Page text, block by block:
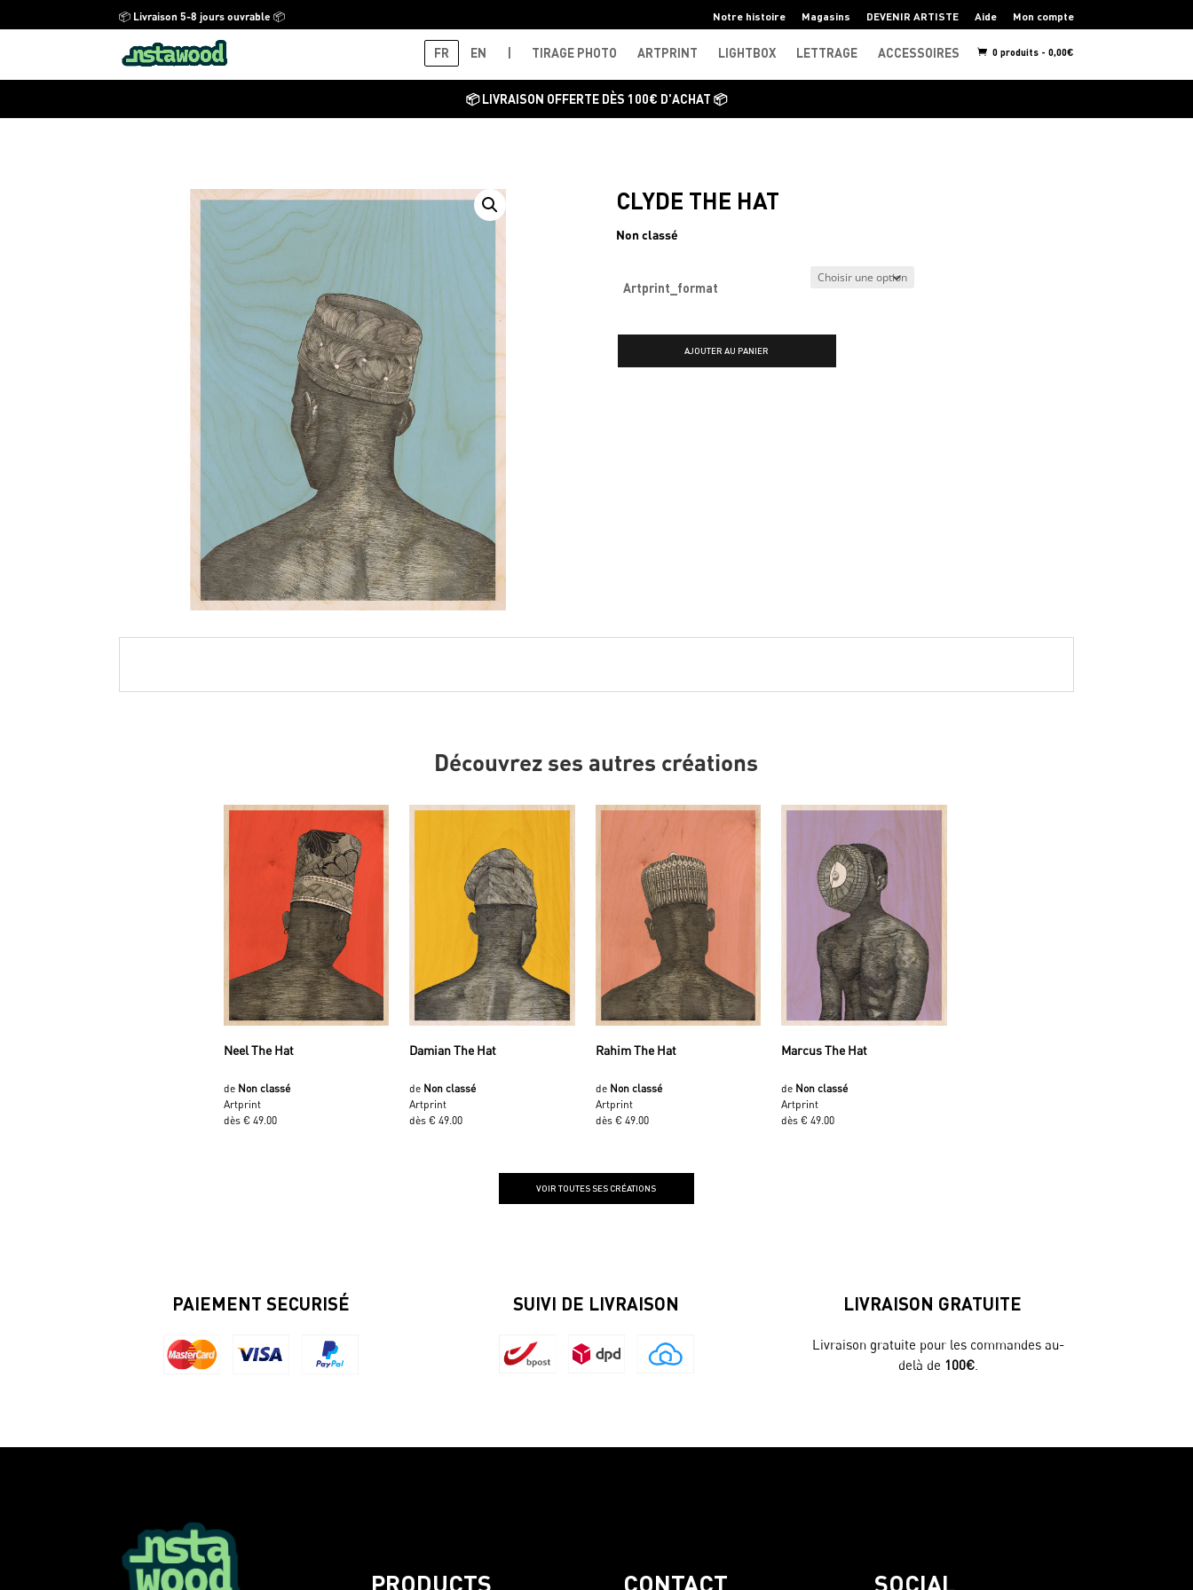
📦 Livraison 5-8 jours ouvrable 📦 Notre histoire Magasins DEVENIR ARTISTE Aide Mon compte
FR EN TIRAGE PHOTO ARTPRINT LIGHTBOX LETTRAGE ACCESSOIRES 0 produits - 0,00€
📦 LIVRAISON OFFERTE DÈS 100€ D'ACHAT 📦
CLYDE THE HAT
Non classé
Artprint_format
AJOUTER AU PANIER
Découvrez ses autres créations
Neel The Hat
de Non classé
Artprint
dès € 49.00
Damian The Hat
de Non classé
Artprint
dès € 49.00
Rahim The Hat
de Non classé
Artprint
dès € 49.00
Marcus The Hat
de Non classé
Artprint
dès € 49.00
VOIR TOUTES SES CRÉATIONS
PAIEMENT SECURISÉ SUIVI DE LIVRAISON LIVRAISON GRATUITE
Livraison gratuite pour les commandes au-
delà de 100€.
PRODUCTS CONTACT SOCIAL